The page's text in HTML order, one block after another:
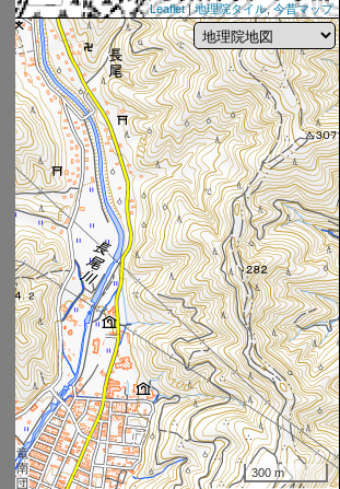
Leaflet|地理院タイル,今昔マップ
300 m